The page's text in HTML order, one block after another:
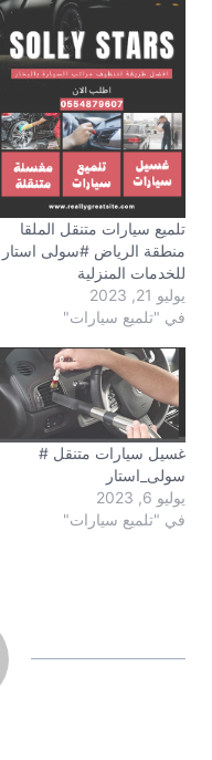
تلميع سيارات متنقل الملقا
منطقة الرياض #سولى استار
للخدمات المنزلية
يوليو 21, 2023
في "تلميع سيارات"
غسيل سيارات متنقل #
سولى_استار
يوليو 6, 2023
في "تلميع سيارات"